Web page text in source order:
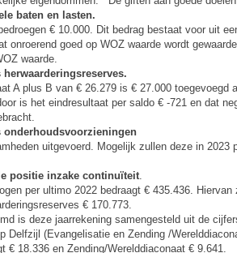
baten en lasten.
€ 10.000. Dit bedrag bestaat voor uit
onroerend goed op WOZ waarde wordt
waarde.
A plus B van € 26.279 is € 27.000 toegevoegd
is het eindresultaat per saldo € -721 en dat
onderhoudsvoorzieningen
uitgevoerd. Mogelijk zullen deze in 2023
positie inzake continuïteit.
per ultimo 2022 bedraagt € 435.436.
€ 170.773.
is deze jaarrekening samengesteld uit de
Delfzijl (Evangelisatie en Zending /
€ 18.336 en Zending/Werelddiaconaat € 9.641.